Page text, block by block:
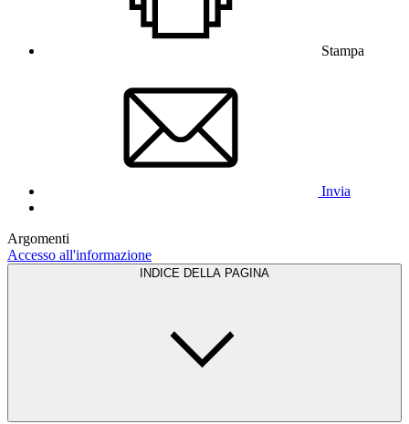
Stampa
Invia
Argomenti
Accesso all'informazione
INDICE DELLA PAGINA